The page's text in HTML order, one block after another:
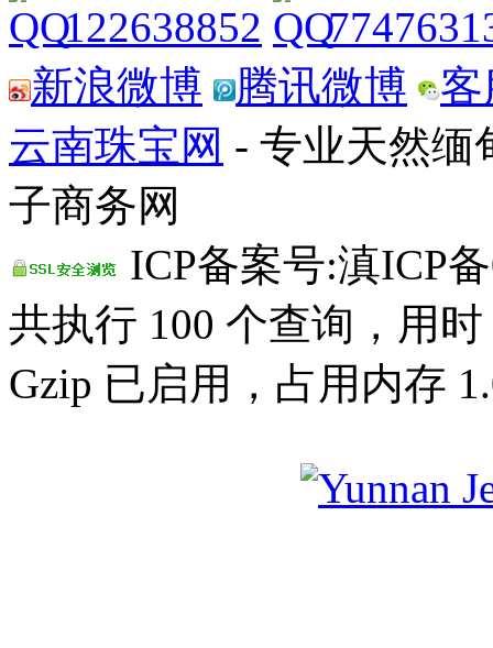
122638852
新浪微博
腾讯微博
云南珠宝网 - 专业天然缅
子商务网
ICP备案号:滇ICP
共执行 100 个查询，用
Gzip 已启用，占用内存